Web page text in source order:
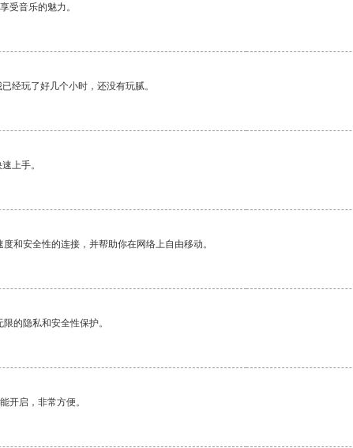
受音乐的魅力。
经玩了好几个小时，还没有玩腻。
上手。
和安全性的连接，并帮助你在网络上自由移动。
的隐私和安全性保护。
开启，非常方便。